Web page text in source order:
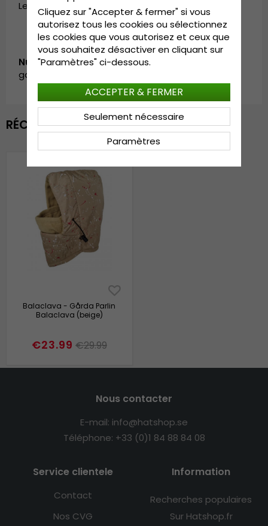
Le guide des tailles
OSFA - 56-61 cm.
Numéro d’article:
garda.balaclava.model_no22.beige
RÉCEMMENT VU
Balaclava - Gårda Parlin
Balaclava (beige)
€23.99 €29.99
Nous contacter
E-mail: info@hatshop.se
Téléphone: +33 (0)1 84 88 84 08
Service clientele
Contact
Nos CVG
Information
Recherches populaires
Sur Hatshop.fr
Cliquez sur "Accepter & fermer" si vous
autorisez tous les cookies ou sélectionnez
les cookies que vous autorisez et ceux que
vous souhaitez désactiver en cliquant sur
"Paramètres" ci-dessous.
Paramètres
Seulement nécessaire
ACCEPTER & FERMER